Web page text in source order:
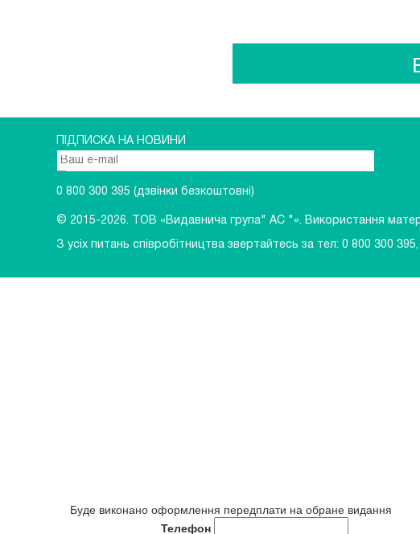
ПІДПИСКА НА НОВИНИ
0 800 300 395 (дзвінки безкоштовні)
© 2015-2026. ТОВ «Видавнича група" АС "». Використання
З усіх питань співробітництва звертайтесь за тел: 0 800 300 395
Буде виконано оформлення передплати на обране видання
Телефон